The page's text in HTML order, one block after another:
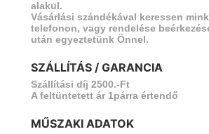
alakul.
Vásárlási szándékával keressen
telefonon, vagy rendelése
után egyeztetünk Önnel.
SZÁLLÍTÁS / GARANCIA
Szállítási díj 2500.-Ft
A feltüntetett ár 1párra értendő
MŰSZAKI ADATOK